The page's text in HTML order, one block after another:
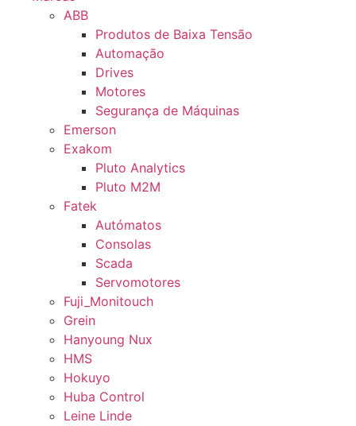
ABB
Produtos de Baixa Tensão
Automação
Drives
Motores
Segurança de Máquinas
Emerson
Exakom
Pluto Analytics
Pluto M2M
Fatek
Autómatos
Consolas
Scada
Servomotores
Fuji_Monitouch
Grein
Hanyoung Nux
HMS
Hokuyo
Huba Control
Leine Linde